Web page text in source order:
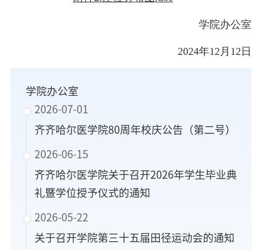
学院办公室
2024年12月12日
学院办公室
2026-07-01
齐齐哈尔医学院80周年校庆公告（第二号）
2026-06-15
齐齐哈尔医学院关于召开2026年学生毕业典
礼暨学位授予仪式的通知
2026-05-22
关于召开学院第三十五届田径运动会的通知